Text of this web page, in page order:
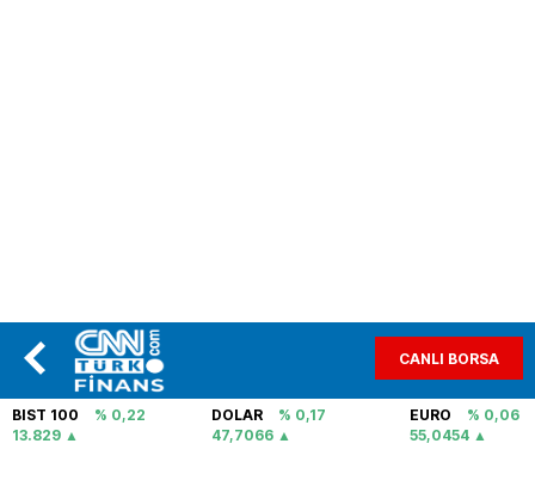
CANLI BORSA
BIST 100
% 0,22
13.829
DOLAR
% 0,17
47,7066
EURO
% 0,06
55,0454